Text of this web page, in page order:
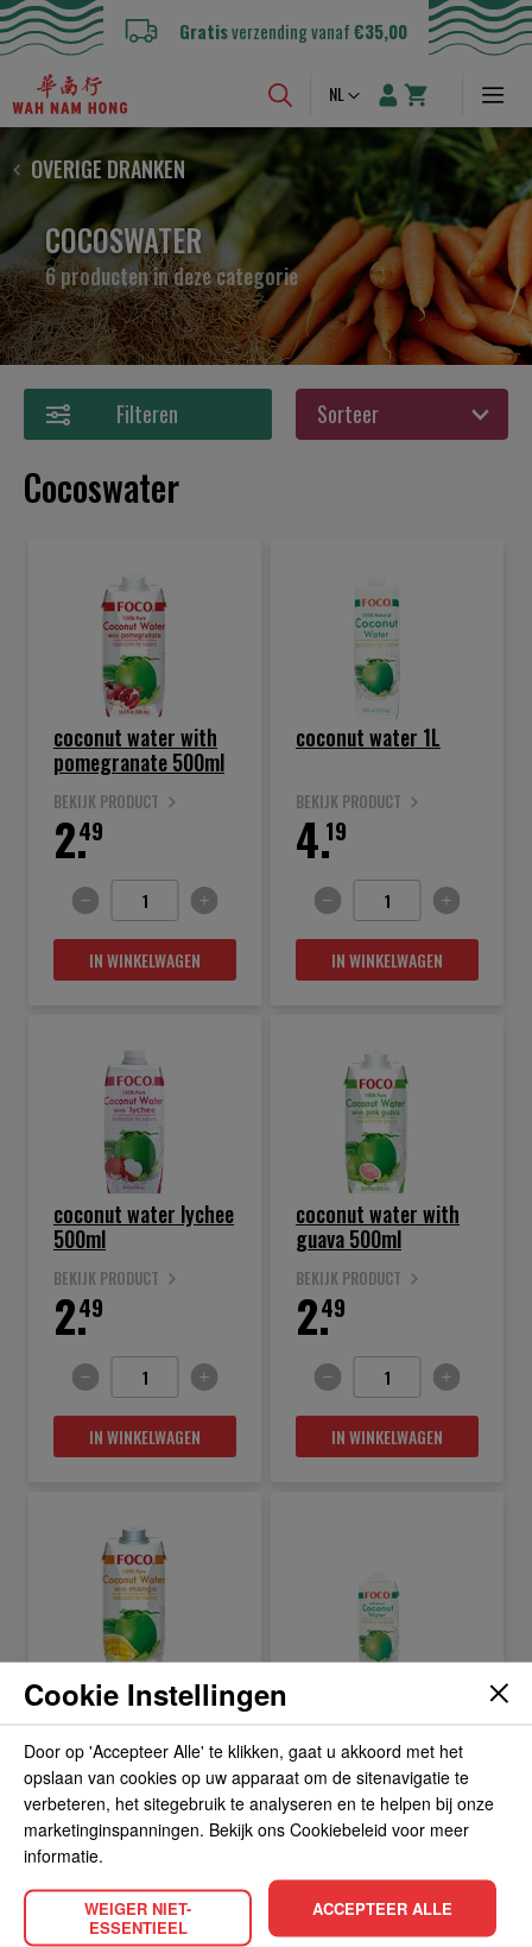
Gratisverzending vanaf€35,00
Taal
NL
OVERIGE DRANKEN
COCOSWATER
6 producten in deze categorie
Filteren
Cocoswater
coconut water with
pomegranate 500ml
BEKIJK PRODUCT
49
2.
IN WINKELWAGEN
coconut water 1L
BEKIJK PRODUCT
19
4.
IN WINKELWAGEN
coconut water lychee
500ml
BEKIJK PRODUCT
49
2.
IN WINKELWAGEN
coconut water with
guava 500ml
BEKIJK PRODUCT
49
2.
IN WINKELWAGEN
coconut water with
mango 500ml
BEKIJK PRODUCT
49
2.
IN WINKELWAGEN
BEKIJK PRODUCT
49
2.
IN WINKELWAGEN
Cookie Instellingen
Door op 'Accepteer Alle' te klikken, gaat u akkoord met het
opslaan van cookies op uw apparaat om de sitenavigatie te
verbeteren, het sitegebruik te analyseren en te helpen bij onze
marketinginspanningen. Bekijk ons Cookiebeleid voor meer
informatie.
WEIGER NIET-
ESSENTIEEL
ACCEPTEER ALLE